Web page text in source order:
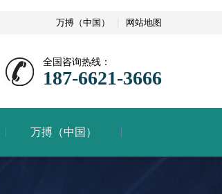
万搏（中国） 网站地图
全国咨询热线：
187-6621-3666
万搏（中国）